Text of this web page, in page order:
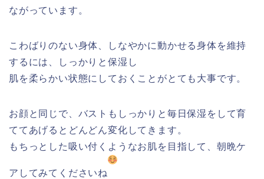
ながっています。
こわばりのない身体、しなやかに動かせる身体を維持
するには、しっかりと保湿し
肌を柔らかい状態にしておくことがとても大事です。
お顔と同じで、バストもしっかりと毎日保湿をして育
ててあげるとどんどん変化してきます。
もちっとした吸い付くようなお肌を目指して、朝晩ケ
アしてみてくださいね